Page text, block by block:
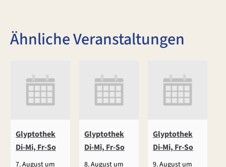
Ähnliche Veranstaltungen
Glyptothek
Di-Mi, Fr-So
7. August um
Glyptothek
Di-Mi, Fr-So
8. August um
Glyptothek
Di-Mi, Fr-So
9. August um